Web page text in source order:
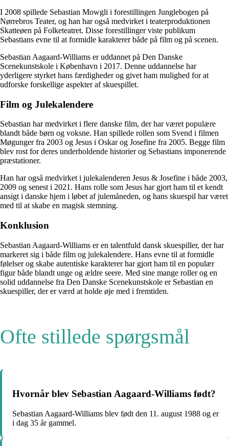
I 2008 spillede Sebastian Mowgli i forestillingen Junglebogen på
Nørrebros Teater, og han har også medvirket i teaterproduktionen
Skatteøen på Folketeatret. Disse forestillinger viste publikum
Sebastians evne til at formidle karakterer både på film og på scenen.
Sebastian Aagaard-Williams er uddannet på Den Danske
Scenekunstskole i København i 2017. Denne uddannelse har
yderligere styrket hans færdigheder og givet ham mulighed for at
udforske forskellige aspekter af skuespillet.
Film og Julekalendere
Sebastian har medvirket i flere danske film, der har været populære
blandt både børn og voksne. Han spillede rollen som Svend i filmen
Møgunger fra 2003 og Jesus i Oskar og Josefine fra 2005. Begge film
blev rost for deres underholdende historier og Sebastians imponerende
præstationer.
Han har også medvirket i julekalenderen Jesus & Josefine i både 2003,
2009 og senest i 2021. Hans rolle som Jesus har gjort ham til et kendt
ansigt i danske hjem i løbet af julemåneden, og hans skuespil har været
med til at skabe en magisk stemning.
Konklusion
Sebastian Aagaard-Williams er en talentfuld dansk skuespiller, der har
markeret sig i både film og julekalendere. Hans evne til at formidle
følelser og skabe autentiske karakterer har gjort ham til en populær
figur både blandt unge og ældre seere. Med sine mange roller og en
solid uddannelse fra Den Danske Scenekunstskole er Sebastian en
skuespiller, der er værd at holde øje med i fremtiden.
Ofte stillede spørgsmål
Hvornår blev Sebastian Aagaard-Williams født?
Sebastian Aagaard-Williams blev født den 11. august 1988 og er
i dag 35 år gammel.